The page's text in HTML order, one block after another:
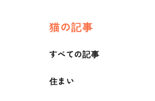
猫の記事
すべての記事
住まい